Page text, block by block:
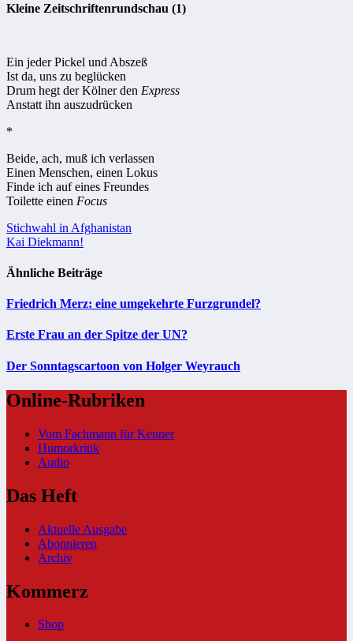
Kleine Zeitschriftenrundschau (1)
Ein jeder Pickel und Abszeß
Ist da, uns zu beglücken
Drum hegt der Kölner den Express
Anstatt ihn auszudrücken
*
Beide, ach, muß ich verlassen
Einen Menschen, einen Lokus
Finde ich auf eines Freundes
Toilette einen Focus
Beitragsnavigation
Stichwahl in Afghanistan
Kai Diekmann!
Ähnliche Beiträge
Friedrich Merz: eine umgekehrte Furzgrundel?
Erste Frau an der Spitze der UN?
Der Sonntagscartoon von Holger Weyrauch
Online-Rubriken
Vom Fachmann für Kenner
Humorkritik
Audio
Das Heft
Aktuelle Ausgabe
Abonnieren
Archiv
Kommerz
Shop